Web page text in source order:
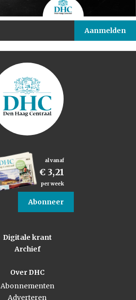
al vanaf
€ 3,21
per week
Abonneer
Digitale krant
Archief
Over DHC
Abonnementen
Adverteren